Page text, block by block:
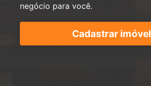
negócio para você.
Cadastrar imóvel